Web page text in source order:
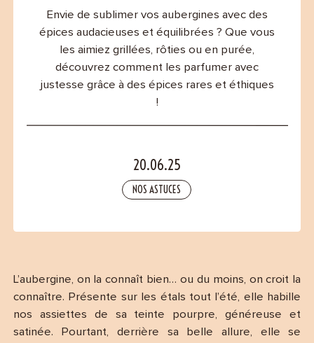
Envie de sublimer vos aubergines avec des
épices audacieuses et équilibrées ? Que vous
les aimiez grillées, rôties ou en purée,
découvrez comment les parfumer avec
justesse grâce à des épices rares et éthiques
!
20.06.25
NOS ASTUCES
L’aubergine, on la connaît bien… ou du moins, on croit la
connaître. Présente sur les étals tout l’été, elle habille
nos assiettes de sa teinte pourpre, généreuse et
satinée. Pourtant, derrière sa belle allure, elle se